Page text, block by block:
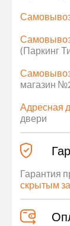
Самовывоз
(Паркинг
магазин
Адресная
двери
Гарантия
скрытым